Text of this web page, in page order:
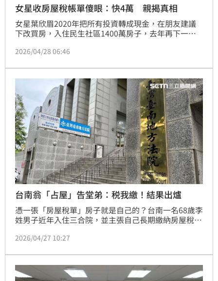
女星收房屋稅帳單傻眼：快4萬 親揭真相
女星葉欣眉2020年把所有投資轉成現金，在朋友建議
下改買房，入住民生社區1400萬房子，去年再下一城
卻嚇了一跳，結果發現是烏龍一場。
2026/04/28 06:46
台南翁「占屋」告堂弟：税我繳！結果出爐
憑一張「房屋稅單」房子就是自己的？台南一名68歲李
姓男子近年入住三合院，並主張自己長期繳納房屋稅，
出資興建的遺產討回來，無奈反告李男，台南地方法院
2026/04/27 10:27